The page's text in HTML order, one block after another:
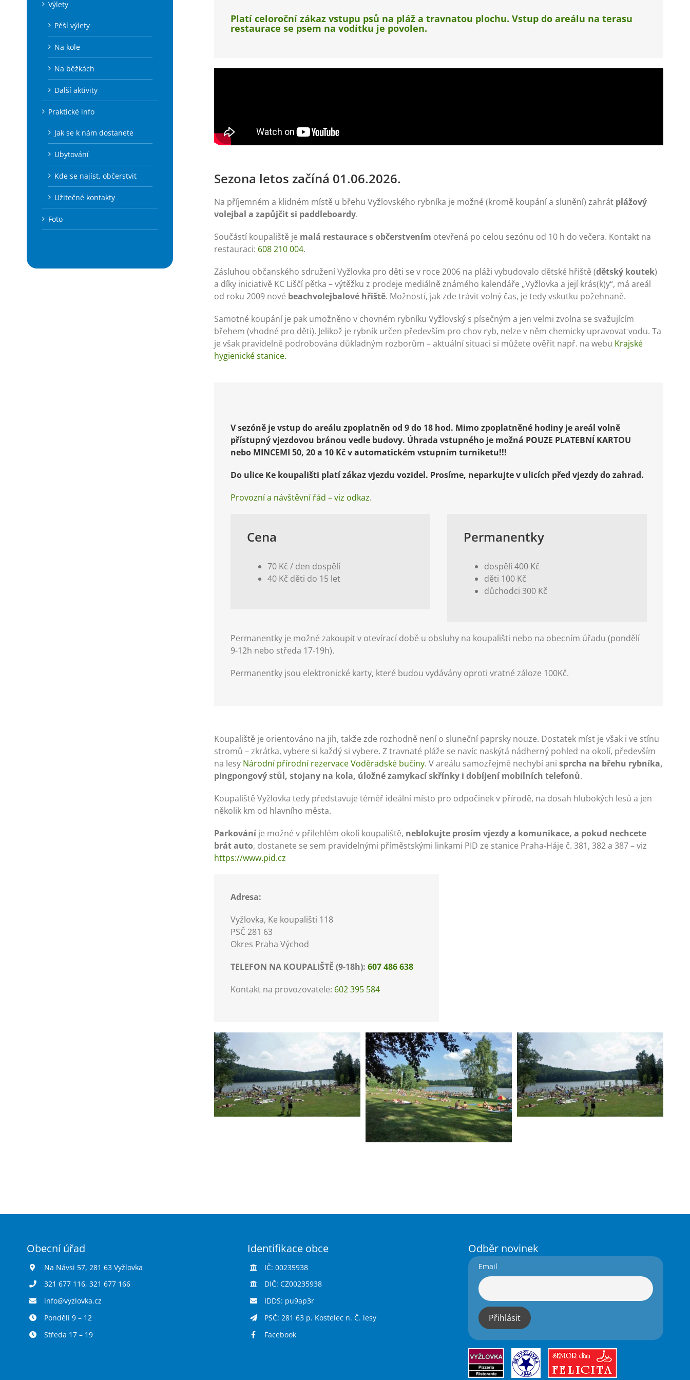
Platí celoroční zákaz vstupu psů na pláž a travnatou plochu. Vstup do areálu na terasu
restaurace se psem na vodítku je povolen.
Sezona letos začíná 01.06.2026.
Na příjemném a klidném místě u břehu Vyžlovského rybníka je možné (kromě koupání a slunění) zahrát plážový
volejbal a zapůjčit si paddleboardy.
Součástí koupaliště je malá restaurace s občerstvením otevřená po celou sezónu od 10 h do večera. Kontakt na
restauraci: 608 210 004.
Zásluhou občanského sdružení Vyžlovka pro děti se v roce 2006 na pláži vybudovalo dětské hřiště (dětský koutek)
a díky iniciativě KC Liščí pětka – výtěžku z prodeje mediálně známého kalendáře „Vyžlovka a její krás(k)y“, má areál
od roku 2009 nové beachvolejbalové hřiště. Možností, jak zde trávit volný čas, je tedy vskutku požehnaně.
Samotné koupání je pak umožněno v chovném rybníku Vyžlovský s písečným a jen velmi zvolna se svažujícím
břehem (vhodné pro děti). Jelikož je rybník určen především pro chov ryb, nelze v něm chemicky upravovat vodu. Ta
je však pravidelně podrobována důkladným rozborům – aktuální situaci si můžete ověřit např. na webu Krajské
hygienické stanice.
V sezóně je vstup do areálu zpoplatněn od 9 do 18 hod. Mimo zpoplatněné hodiny je areál volně
přístupný vjezdovou bránou vedle budovy. Úhrada vstupného je možná POUZE PLATEBNÍ KARTOU
nebo MINCEMI 50, 20 a 10 Kč v automatickém vstupním turniketu!!!
Do ulice Ke koupališti platí zákaz vjezdu vozidel. Prosíme, neparkujte v ulicích před vjezdy do zahrad.
Provozní a návštěvní řád – viz odkaz.
Cena
70 Kč / den dospělí
40 Kč děti do 15 let
Permanentky
dospělí 400 Kč
děti 100 Kč
důchodci 300 Kč
Permanentky je možné zakoupit v otevírací době u obsluhy na koupališti nebo na obecním úřadu (pondělí
9-12h nebo středa 17-19h).
Permanentky jsou elektronické karty, které budou vydávány oproti vratné záloze 100Kč.
Koupaliště je orientováno na jih, takže zde rozhodně není o sluneční paprsky nouze. Dostatek míst je však i ve stínu
stromů – zkrátka, vybere si každý si vybere. Z travnaté pláže se navíc naskýtá nádherný pohled na okolí, především
na lesy Národní přírodní rezervace Voděradské bučiny. V areálu samozřejmě nechybí anisprcha na břehu rybníka,
pingpongový stůl, stojany na kola, úložné zamykací skřínky i dobíjení mobilních telefonů.
Koupaliště Vyžlovka tedy představuje téměř ideální místo pro odpočinek v přírodě, na dosah hlubokých lesů a jen
několik km od hlavního města.
Parkováníje možné v přilehlém okolí koupaliště, neblokujte prosím vjezdy a komunikace, a pokud nechcete
brát auto, dostanete se sem pravidelnými příměstskými linkami PID ze stanice Praha-Háje č. 381, 382 a 387 – viz
https://www.pid.cz
Adresa:
Vyžlovka, Ke koupališti 118
PSČ 281 63
Okres Praha Východ
TELEFON NA KOUPALIŠTĚ (9-18h):607 486 638
Kontakt na provozovatele: 602 395 584
Výlety
Pěší výlety
Na kole
Na běžkách
Další aktivity
Praktické info
Jak se k nám dostanete
Ubytování
Kde se najíst, občerstvit
Užitečné kontakty
Foto
Obecní úřad
Na Návsi 57, 281 63 Vyžlovka
321 677 116, 321 677 166
info@vyzlovka.cz
Pondělí 9 – 12
Středa 17 – 19
Identifikace obce
IČ: 00235938
DIČ: CZ00235938
IDDS: pu9ap3r
PSČ: 281 63 p. Kostelec n. Č. lesy
Facebook
Odběr novinek
Email